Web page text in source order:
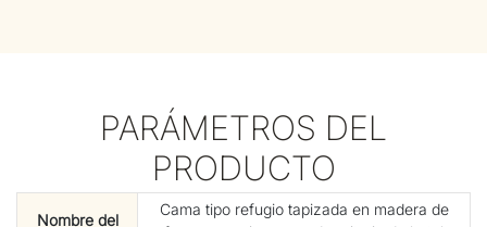
PARÁMETROS DEL
PRODUCTO
Nombre del
Cama tipo refugio tapizada en madera de